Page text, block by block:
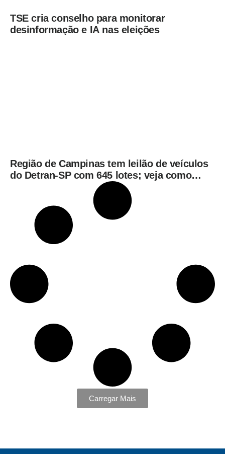
TSE cria conselho para monitorar
desinformação e IA nas eleições
Região de Campinas tem leilão de veículos
do Detran-SP com 645 lotes; veja como
Carregar Mais